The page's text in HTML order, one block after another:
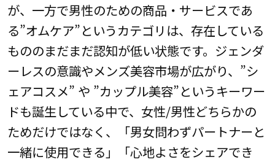
が、一方で男性のための商品・サービスであ
る”オムケア”というカテゴリは、存在している
もののまだまだ認知が低い状態です。ジェンダ
ーレスの意識やメンズ美容市場が広がり、”シ
ェアコスメ” や ”カップル美容”というキーワー
ドも誕生している中で、女性/男性どちらかの
ためだけではなく、「男女問わずパートナーと
一緒に使用できる」「心地よさをシェアでき